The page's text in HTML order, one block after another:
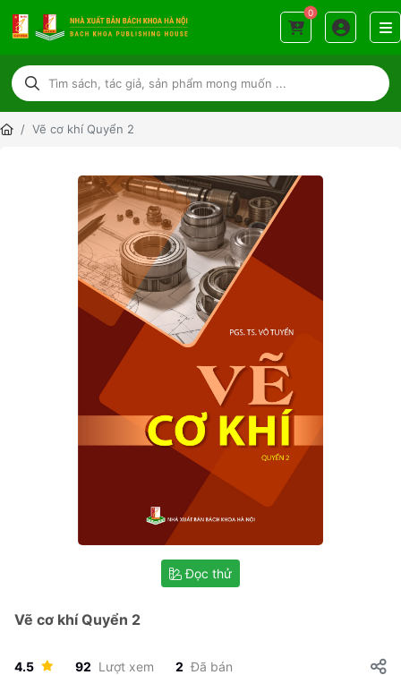
0
Vẽ cơ khí Quyển 2
Đọc thử
Vẽ cơ khí Quyển 2
4.5 92 Lượt xem 2 Đã bán